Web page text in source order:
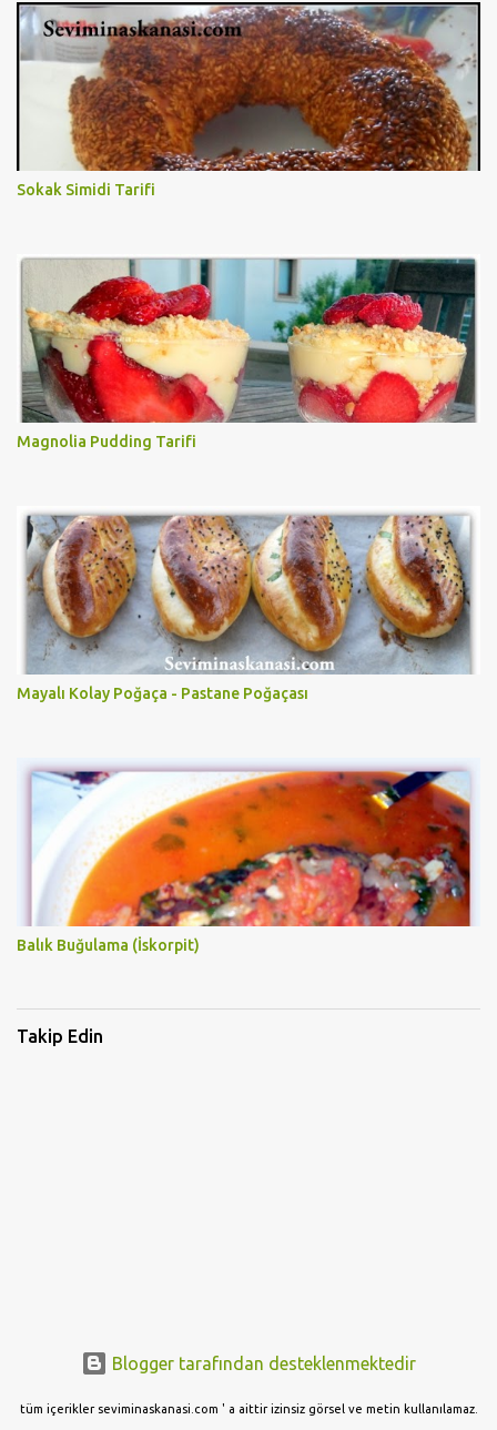
Sokak Simidi Tarifi
Magnolia Pudding Tarifi
Mayalı Kolay Poğaça - Pastane Poğaçası
Balık Buğulama (İskorpit)
Takip Edin
Blogger tarafından desteklenmektedir
tüm içerikler seviminaskanasi.com ' a aittir izinsiz görsel ve metin kullanılamaz.